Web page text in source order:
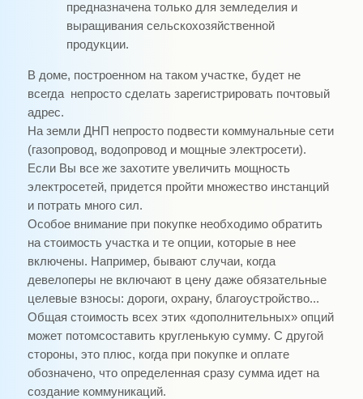
предназначена только для земледелия и
выращивания сельскохозяйственной
продукции.
В доме, построенном на таком участке, будет не
всегда непросто сделать зарегистрировать почтовый
адрес.
На земли ДНП непросто подвести коммунальные сети
(газопровод, водопровод и мощные электросети).
Если Вы все же захотите увеличить мощность
электросетей, придется пройти множество инстанций
и потрать много сил.
Особое внимание при покупке необходимо обратить
на стоимость участка и те опции, которые в нее
включены. Например, бывают случаи, когда
девелоперы не включают в цену даже обязательные
целевые взносы: дороги, охрану, благоустройство...
Общая стоимость всех этих «дополнительных» опций
может потомсоставить кругленькую сумму. С другой
стороны, это плюс, когда при покупке и оплате
обозначено, что определенная сразу сумма идет на
создание коммуникаций.